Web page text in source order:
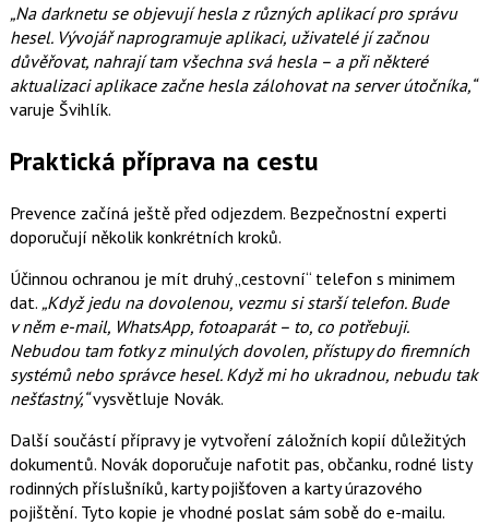
„Na darknetu se objevují hesla z různých aplikací pro správu
hesel. Vývojář naprogramuje aplikaci, uživatelé jí začnou
důvěřovat, nahrají tam všechna svá hesla – a při některé
aktualizaci aplikace začne hesla zálohovat na server útočníka,“
varuje Švihlík.
Praktická příprava na cestu
Prevence začíná ještě před odjezdem. Bezpečnostní experti
doporučují několik konkrétních kroků.
Účinnou ochranou je mít druhý „cestovní“ telefon s minimem
dat. „Když jedu na dovolenou, vezmu si starší telefon. Bude
v něm e-mail, WhatsApp, fotoaparát – to, co potřebuji.
Nebudou tam fotky z minulých dovolen, přístupy do firemních
systémů nebo správce hesel. Když mi ho ukradnou, nebudu tak
nešťastný,“vysvětluje Novák.
Další součástí přípravy je vytvoření záložních kopií důležitých
dokumentů. Novák doporučuje nafotit pas, občanku, rodné listy
rodinných příslušníků, karty pojišťoven a karty úrazového
pojištění. Tyto kopie je vhodné poslat sám sobě do e-mailu.